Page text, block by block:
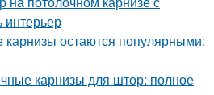
интерьер
остаются популярными:
карнизы для штор: полное